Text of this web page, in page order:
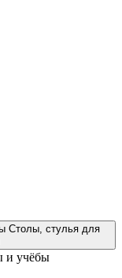
Столы, стулья для